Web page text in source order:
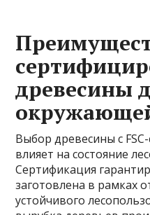
древесины
Выбор древесины с
влияет на состояние
Сертификация
заготовлена в рамках
устойчивого